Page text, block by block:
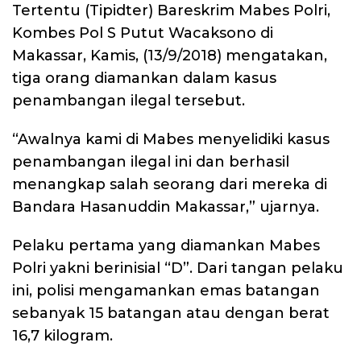
Tertentu (Tipidter) Bareskrim Mabes Polri,
Kombes Pol S Putut Wacaksono di
Makassar, Kamis, (13/9/2018) mengatakan,
tiga orang diamankan dalam kasus
penambangan ilegal tersebut.
“Awalnya kami di Mabes menyelidiki kasus
penambangan ilegal ini dan berhasil
menangkap salah seorang dari mereka di
Bandara Hasanuddin Makassar,” ujarnya.
Pelaku pertama yang diamankan Mabes
Polri yakni berinisial “D”. Dari tangan pelaku
ini, polisi mengamankan emas batangan
sebanyak 15 batangan atau dengan berat
16,7 kilogram.